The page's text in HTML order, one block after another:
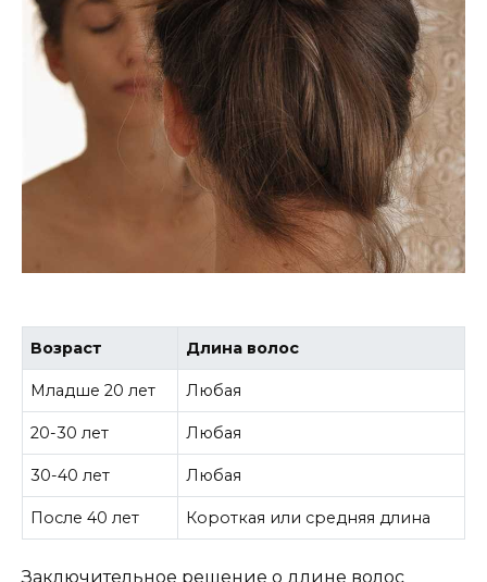
Возраст Длина волос
Младше 20 лет Любая
20-30 лет Любая
30-40 лет Любая
После 40 лет Короткая или средняя длина
Заключительное решение о длине волос